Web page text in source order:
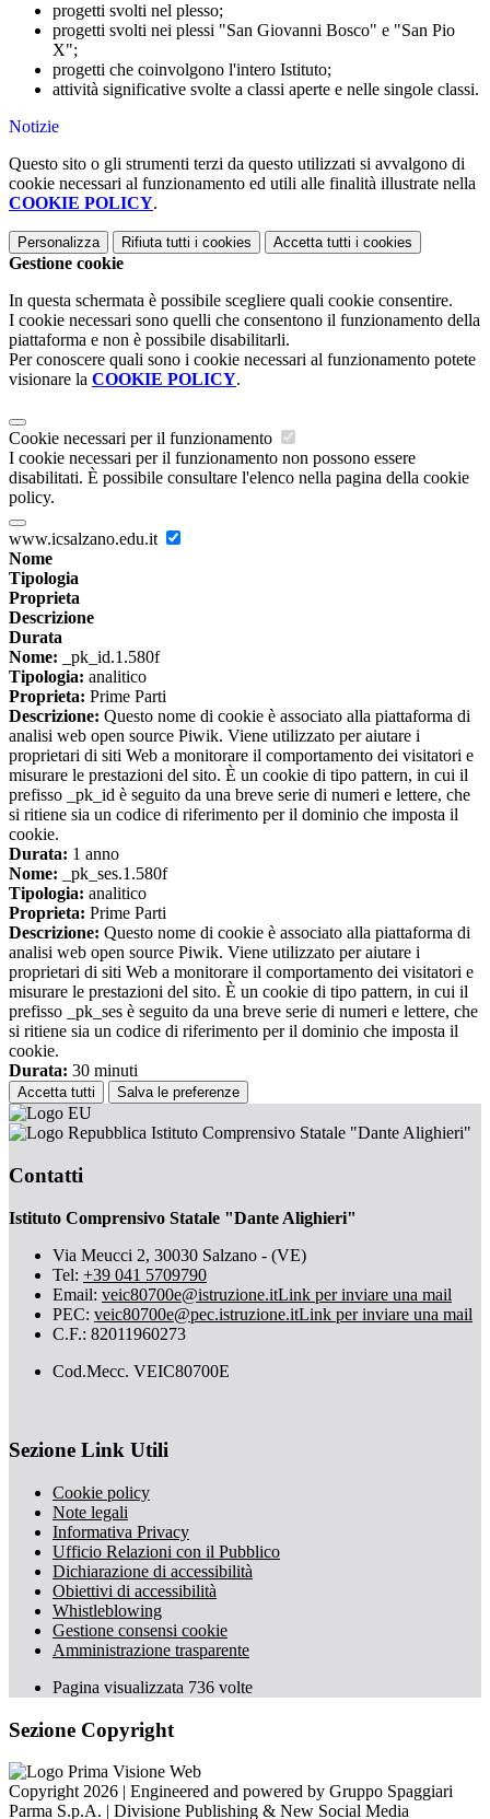
progetti svolti nel plesso;
progetti svolti nei plessi "San Giovanni Bosco" e "San Pio
X";
progetti che coinvolgono l'intero Istituto;
attività significative svolte a classi aperte e nelle singole classi.
Notizie
Questo sito o gli strumenti terzi da questo utilizzati si avvalgono di
cookie necessari al funzionamento ed utili alle finalità illustrate nella
COOKIE POLICY.
Personalizza Rifiuta tutti i cookies Accetta tutti i cookies
Gestione cookie
In questa schermata è possibile scegliere quali cookie consentire.
I cookie necessari sono quelli che consentono il funzionamento della
piattaforma e non è possibile disabilitarli.
Per conoscere quali sono i cookie necessari al funzionamento potete
visionare la COOKIE POLICY.
Cookie necessari per il funzionamento
I cookie necessari per il funzionamento non possono essere
disabilitati. È possibile consultare l'elenco nella pagina della cookie
policy.
www.icsalzano.edu.it
Nome
Tipologia
Proprieta
Descrizione
Durata
Nome: _pk_id.1.580f
Tipologia: analitico
Proprieta: Prime Parti
Descrizione: Questo nome di cookie è associato alla piattaforma di
analisi web open source Piwik. Viene utilizzato per aiutare i
proprietari di siti Web a monitorare il comportamento dei visitatori e
misurare le prestazioni del sito. È un cookie di tipo pattern, in cui il
prefisso _pk_id è seguito da una breve serie di numeri e lettere, che
si ritiene sia un codice di riferimento per il dominio che imposta il
cookie.
Durata: 1 anno
Nome: _pk_ses.1.580f
Tipologia: analitico
Proprieta: Prime Parti
Descrizione: Questo nome di cookie è associato alla piattaforma di
analisi web open source Piwik. Viene utilizzato per aiutare i
proprietari di siti Web a monitorare il comportamento dei visitatori e
misurare le prestazioni del sito. È un cookie di tipo pattern, in cui il
prefisso _pk_ses è seguito da una breve serie di numeri e lettere, che
si ritiene sia un codice di riferimento per il dominio che imposta il
cookie.
Durata: 30 minuti
Accetta tutti Salva le preferenze
Istituto Comprensivo Statale "Dante Alighieri"
Contatti
Istituto Comprensivo Statale "Dante Alighieri"
Via Meucci 2, 30030 Salzano - (VE)
Tel: +39 041 5709790
Email: veic80700e@istruzione.itLink per inviare una mail
PEC: veic80700e@pec.istruzione.itLink per inviare una mail
C.F.: 82011960273
Cod.Mecc. VEIC80700E
Sezione Link Utili
Cookie policy
Note legali
Informativa Privacy
Ufficio Relazioni con il Pubblico
Dichiarazione di accessibilità
Obiettivi di accessibilità
Whistleblowing
Gestione consensi cookie
Amministrazione trasparente
Pagina visualizzata 736 volte
Sezione Copyright
Copyright 2026 | Engineered and powered by Gruppo Spaggiari
Parma S.p.A. | Divisione Publishing & New Social Media